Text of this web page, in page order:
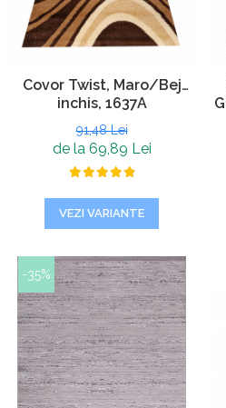
Covor Twist, Maro/Bej
inchis, 1637A
91,48 Lei
de la 69,89 Lei
VEZI VARIANTE
-35%